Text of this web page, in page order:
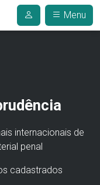
Menu
internacionais de
penal
cadastrados